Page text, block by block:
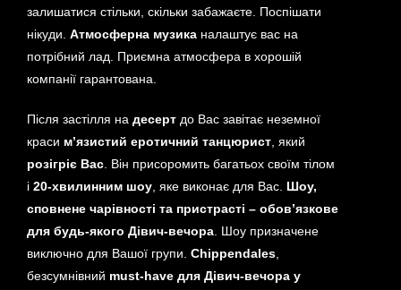
залишатися стільки, скільки забажаєте. Поспішати
нікуди. Атмосферна музиканалаштує вас на
потрібний лад. Приємна атмосфера в хорошій
компанії гарантована.
Після застілля на десертдо Вас завітає неземної
краси м’язистий еротичний танцюрист, який
розігріє Вас. Він присоромить багатьох своїм тілом
і 20-хвилинним шоу, яке виконає для Вас. Шоу,
сповнене чарівності та пристрасті – обов’язкове
для будь-якого Дівич-вечора. Шоу призначене
виключно для Вашої групи. Chippendales,
безсумнівний must-have для Дівич-вечора у